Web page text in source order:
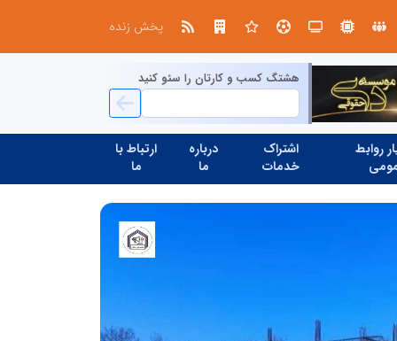
پخش زنده
هشتگ کسب و کارتان را سئو کنید
روابط
اشتراک
خدمات
درباره
ما
ارتباط با
ما